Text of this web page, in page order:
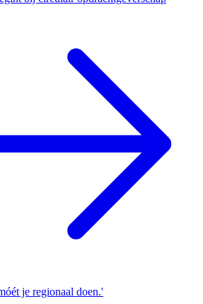
je regionaal doen.'